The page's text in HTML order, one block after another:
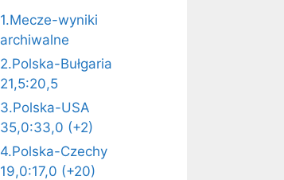
1.Mecze-wyniki
archiwalne
2.Polska-Bułgaria
21,5:20,5
3.Polska-USA
35,0:33,0 (+2)
4.Polska-Czechy
19,0:17,0 (+20)